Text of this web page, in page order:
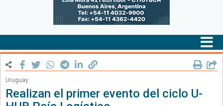
Uruguay
Realizan el primer evento del ciclo U-